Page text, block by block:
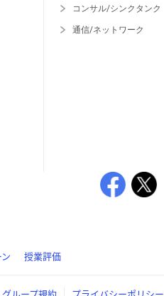
コンサル/シンクタンク
通信/ネットワーク
授業評価